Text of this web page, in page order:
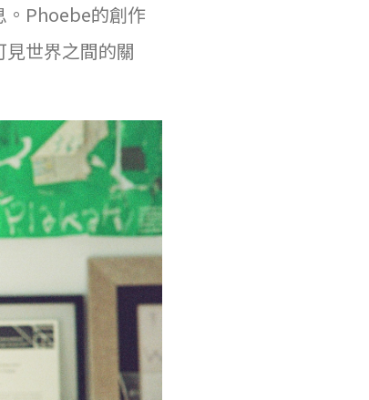
。Phoebe的創作
世界之間的關